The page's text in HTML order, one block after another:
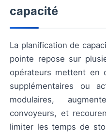
capacité
La planification de
pointe repose sur
opérateurs mettent
supplémentaires ou
modulaires,
convoyeurs, et
limiter les temps de